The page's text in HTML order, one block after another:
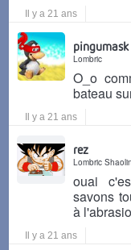
Il y a 21 ans
pingumask
Lombric
O_o
bateau
Il y a 21 ans
rez
Lombric Shaolin
ouai
savons
à
Il y a 21 ans